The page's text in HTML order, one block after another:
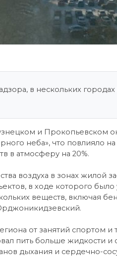
в нескольких
и Прокопьевском
неба», что повлияло
в атмосферу на 20%.
воздуха в зонах жилой
в ходе которого
веществ, включая
от занятий спортом
пить больше жидкости и
дыхания и сердечно-